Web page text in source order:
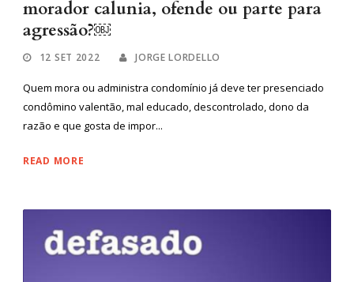
morador calunia, ofende ou parte para
agressão?￼
12 SET 2022 JORGE LORDELLO
Quem mora ou administra condomínio já deve ter presenciado
condômino valentão, mal educado, descontrolado, dono da
razão e que gosta de impor...
READ MORE